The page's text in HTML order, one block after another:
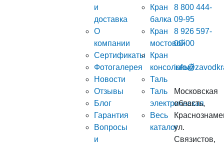
и
доставка
О
компании
Сертификаты
Фотогалерея
Новости
Отзывы
Блог
Гарантия
Вопросы
и
Кран
балка
Кран
мостовой
Кран
консольный
Таль
Таль
электрическая
Весь
каталог
8 800 444-
09-95
8 926 597-
00-00
Московская
область,
ул.
Связистов,